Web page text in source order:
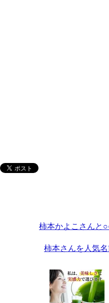
柿本かよこさんと
柿本さんを人気